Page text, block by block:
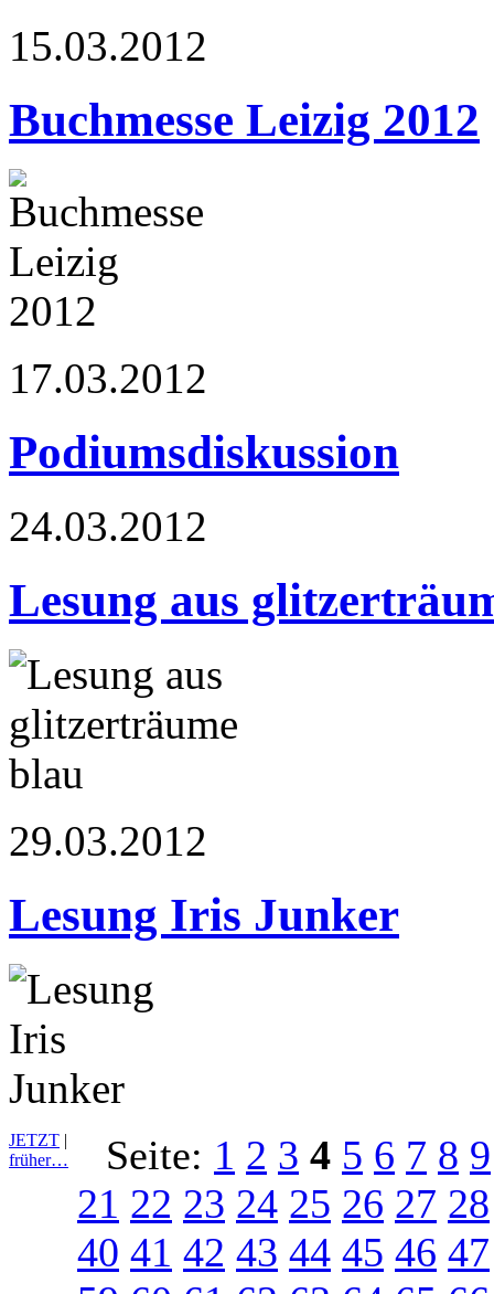
15.03.2012
Buchmesse Leizig 2012
17.03.2012
Podiumsdiskussion
24.03.2012
Lesung aus
29.03.2012
Lesung Iris Junker
JETZT |
früher…
Seite: 1 2 3 4 5 6 7 8 9
21 22 23 24 25 26 27 28
40 41 42 43 44 45 46 47